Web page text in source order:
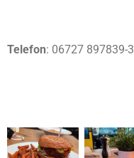
Telefon: 06727 897839-3